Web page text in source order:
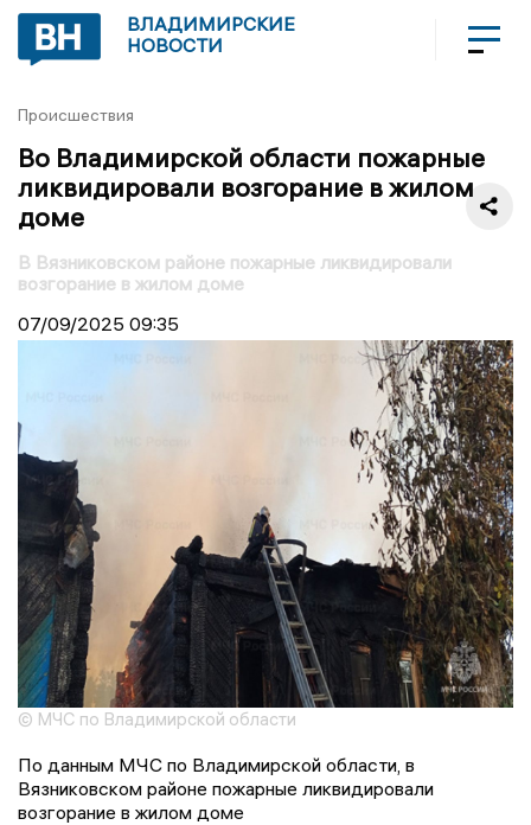
ВЛАДИМИРСКИЕ
НОВОСТИ
Происшествия
Во Владимирской области пожарные
ликвидировали возгорание в жилом
доме
В Вязниковском районе пожарные ликвидировали
возгорание в жилом доме
07/09/2025 09:35
© МЧС по Владимирской области
По данным МЧС по Владимирской области, в
Вязниковском районе пожарные ликвидировали
возгорание в жилом доме